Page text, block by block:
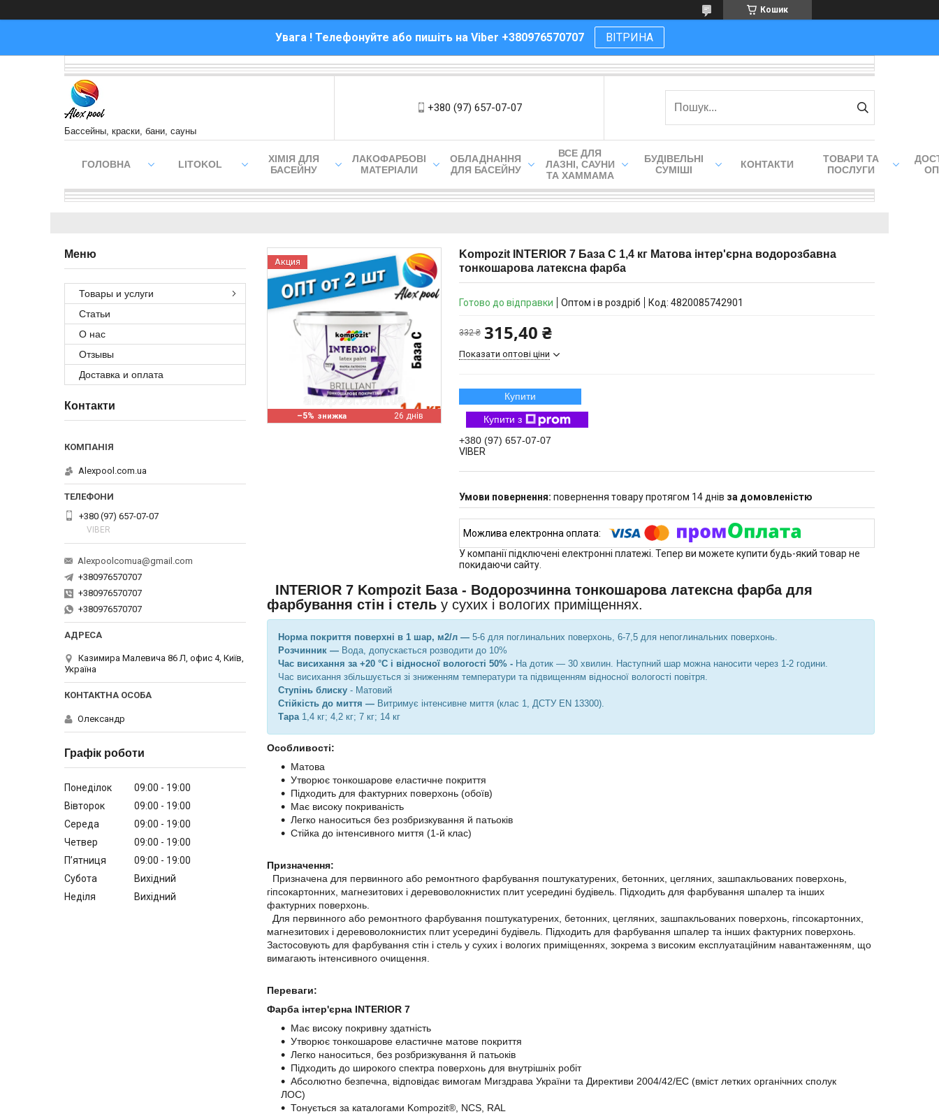
Кошик
Увага ! Телефонуйте або пишіть на Viber +380976570707 ВІТРИНА
Бассейны, краски, бани, сауны
+380 (97) 657-07-07
ГОЛОВНА LITOKOL
ХІМІЯ ДЛЯ
БАСЕЙНУ
ЛАКОФАРБОВІ
МАТЕРІАЛИ
ОБЛАДНАННЯ
ДЛЯ БАСЕЙНУ
ВСЕ ДЛЯ
ЛАЗНІ, САУНИ
ТА ХАММАМА
БУДІВЕЛЬНІ
СУМІШІ
КОНТАКТИ
ТОВАРИ ТА
ПОСЛУГИ
–5% 26 днів
Акция
Kompozit INTERIOR 7 База С 1,4 кг Матова інтер'єрна водорозбавна
тонкошарова латексна фарба
Готово до відправки Оптом і в роздріб Код: 4820085742901
332 ₴ 315,40 ₴
Показати оптові ціни
Купити
Купити з
+380 (97) 657-07-07
VIBER
повернення товару протягом 14 днів за домовленістю
У компанії підключені електронні платежі. Тепер ви можете купити будь-який товар не
покидаючи сайту.
INTERIOR 7 Kompozit База - Водорозчинна тонкошарова латексна фарба для
фарбування стін і стель у сухих і вологих приміщеннях.
Норма покриття поверхні в 1 шар, м2/л — 5-6 для поглинальних поверхонь, 6-7,5 для непоглинальних поверхонь.
Розчинник — Вода, допускається розводити до 10%
Час висихання за +20 °C і відносної вологості 50% - На дотик — 30 хвилин. Наступний шар можна наносити через 1-2 години.
Час висихання збільшується зі зниженням температури та підвищенням відносної вологості повітря.
Ступінь блиску - Матовий
Стійкість до миття — Витримує інтенсивне миття (клас 1, ДСТУ EN 13300).
Тара 1,4 кг; 4,2 кг; 7 кг; 14 кг
Особливості:
Матова
Утворює тонкошарове еластичне покриття
Підходить для фактурних поверхонь (обоїв)
Має високу покриваність
Легко наноситься без розбризкування й патьоків
Стійка до інтенсивного миття (1-й клас)
Призначення:
Призначена для первинного або ремонтного фарбування поштукатурених, бетонних, цегляних, зашпакльованих поверхонь,
гіпсокартонних, магнезитових і деревоволокнистих плит усередині будівель. Підходить для фарбування шпалер та інших
фактурних поверхонь.
Для первинного або ремонтного фарбування поштукатурених, бетонних, цегляних, зашпакльованих поверхонь, гіпсокартонних,
магнезитових і деревоволокнистих плит усередині будівель. Підходить для фарбування шпалер та інших фактурних поверхонь.
Застосовують для фарбування стін і стель у сухих і вологих приміщеннях, зокрема з високим експлуатаційним навантаженням, що
вимагають інтенсивного очищення.
Переваги:
Фарба інтер'єрна INTERIOR 7
Має високу покривну здатність
Утворює тонкошарове еластичне матове покриття
Легко наноситься, без розбризкування й патьоків
Підходить до широкого спектра поверхонь для внутрішніх робіт
Абсолютно безпечна, відповідає вимогам Мигздрава України та Директиви 2004/42/ЕС (вміст летких органічних сполук
ЛОС)
Тонується за каталогами Kompozit®, NCS, RAL
Товары и услуги
Статьи
О нас
Отзывы
Доставка и оплата
Контакти
Alexpool.com.ua
+380 (97) 657-07-07
VIBER
Alexpoolcomua@gmail.com
+380976570707
+380976570707
+380976570707
Казимира Малевича 86 Л, офис 4, Київ,
Україна
Олександр
Графік роботи
Понеділок 09:00
19:00
Вівторок
09:00
19:00
Середа
09:00
19:00
Четвер
09:00
19:00
Пʼятниця
09:00
19:00
Субота
Вихідний
Неділя
Вихідний